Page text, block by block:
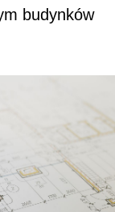
budynków